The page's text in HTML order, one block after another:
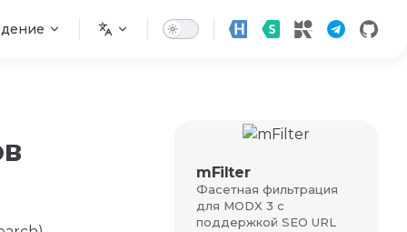
mFilter
Фасетная фильтрация
для MODX 3 с
поддержкой SEO URL